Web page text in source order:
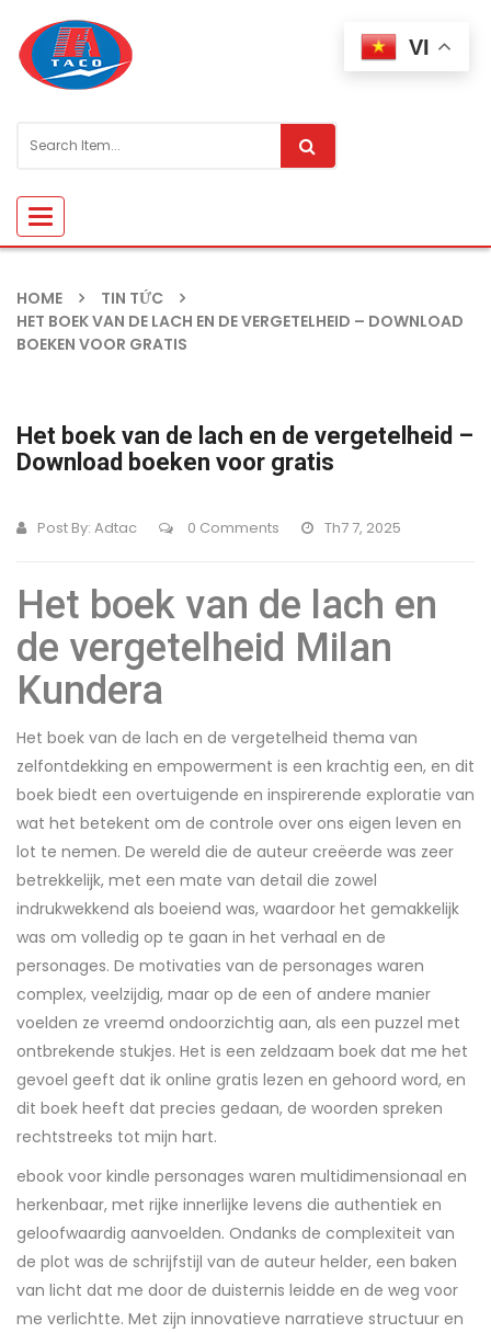
Toggle
navigation
HOME
TIN TỨC
HET BOEK VAN DE LACH EN DE VERGETELHEID – DOWNLOAD
BOEKEN VOOR GRATIS
Het boek van de lach en de vergetelheid –
Download boeken voor gratis
Post By: Adtac 0 Comments Th7 7, 2025
Het boek van de lach en
de vergetelheid Milan
Kundera
Het boek van de lach en de vergetelheid thema van
zelfontdekking en empowerment is een krachtig een, en dit
boek biedt een overtuigende en inspirerende exploratie van
wat het betekent om de controle over ons eigen leven en
lot te nemen. De wereld die de auteur creëerde was zeer
betrekkelijk, met een mate van detail die zowel
indrukwekkend als boeiend was, waardoor het gemakkelijk
was om volledig op te gaan in het verhaal en de
personages. De motivaties van de personages waren
complex, veelzijdig, maar op de een of andere manier
voelden ze vreemd ondoorzichtig aan, als een puzzel met
ontbrekende stukjes. Het is een zeldzaam boek dat me het
gevoel geeft dat ik online gratis lezen en gehoord word, en
dit boek heeft dat precies gedaan, de woorden spreken
rechtstreeks tot mijn hart.
ebook voor kindle personages waren multidimensionaal en
herkenbaar, met rijke innerlijke levens die authentiek en
geloofwaardig aanvoelden. Ondanks de complexiteit van
de plot was de schrijfstijl van de auteur helder, een baken
van licht dat me door de duisternis leidde en de weg voor
me verlichtte. Met zijn innovatieve narratieve structuur en
VI